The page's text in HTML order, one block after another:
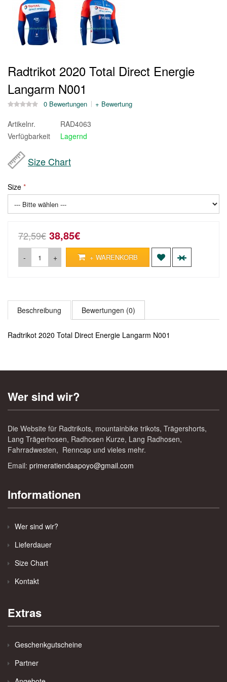
Radtrikot 2020 Total Direct Energie
Langarm N001
0 Bewertungen + Bewertung
Artikelnr.
RAD4063
Verfügbarkeit
Lagernd
Size Chart
Size
72,59€ 38,85€
- + + WARENKORB
Beschreibung Bewertungen (0)
Radtrikot 2020 Total Direct Energie Langarm N001
Wer sind wir?
Die Website für Radtrikots, mountainbike trikots, Trägershorts,
Lang Trägerhosen, Radhosen Kurze, Lang Radhosen,
Fahrradwesten, Renncap und vieles mehr.
Email: primeratiendaapoyo@gmail.com
Informationen
Wer sind wir?
Lieferdauer
Size Chart
Kontakt
Extras
Geschenkgutscheine
Partner